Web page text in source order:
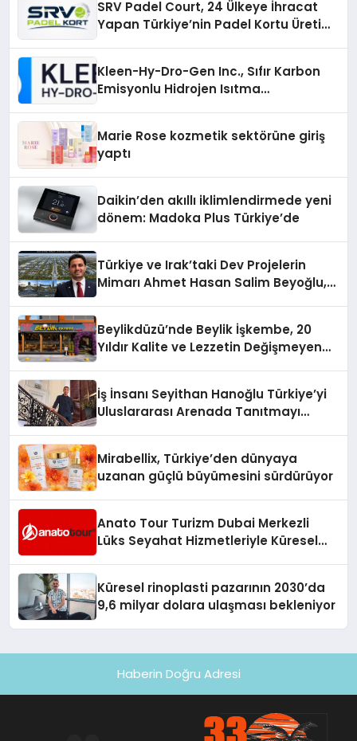
SRV Padel Court, 24 Ülkeye İhracat
Yapan Türkiye’nin Padel Kortu Üretim
Kleen-Hy-Dro-Gen Inc., Sıfır Karbon
Emisyonlu Hidrojen Isıtma
Marie Rose kozmetik sektörüne giriş
yaptı
Daikin’den akıllı iklimlendirmede yeni
dönem: Madoka Plus Türkiye’de
Türkiye ve Irak’taki Dev Projelerin
Mimarı Ahmet Hasan Salim Beyoğlu,
Hayata Geçirecek
Beylikdüzü’nde Beylik İşkembe, 20
Yıldır Kalite ve Lezzetin Değişmeyen
İş İnsanı Seyithan Hanoğlu Türkiye’yi
Uluslararası Arenada Tanıtmayı
Mirabellix, Türkiye’den dünyaya
uzanan güçlü büyümesini sürdürüyor
Anato Tour Turizm Dubai Merkezli
Lüks Seyahat Hizmetleriyle Küresel
Küresel rinoplasti pazarının 2030’da
9,6 milyar dolara ulaşması bekleniyor
Haberin Doğru Adresi